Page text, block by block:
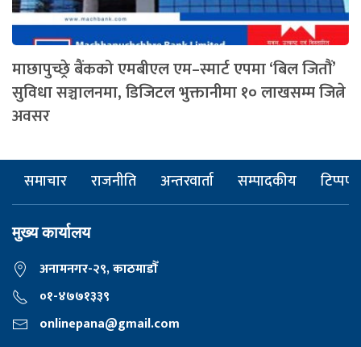
माछापुच्छ्रे बैंकको एमबीएल एम–स्मार्ट एपमा ‘बिल जितौं’
सुविधा सञ्चालनमा, डिजिटल भुक्तानीमा १० लाखसम्म जित्ने
अवसर
समाचार राजनीति अन्तरवार्ता सम्पादकीय टिप्पणी
मुख्य कार्यालय
अनामनगर-२९, काठमाडाैँ
०१-४७७१३३९
onlinepana@gmail.com